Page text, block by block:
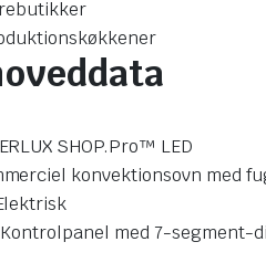
SHOP.Pro™ LED
konvektionsovn med
med 7-segment-